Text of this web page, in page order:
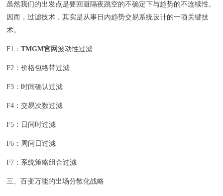
虽然我们的出发点是要回避隔夜跳空的不确定下与趋势的不连续性。
因而，过滤技术，其实是从事日内趋势交易系统设计的一项关键技
术。
F1：TMGM官网波动性过滤
F2：价格包络带过滤
F3：时间确认过滤
F4：交易次数过滤
F5：日间时过滤
F6：周间日过滤
F7：系统策略组合过滤
三、百变万能的出场分散化战略